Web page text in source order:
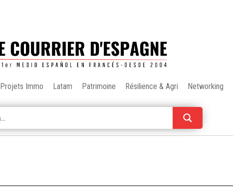
Projets Immo Latam Patrimoine Résilience & Agri Networking